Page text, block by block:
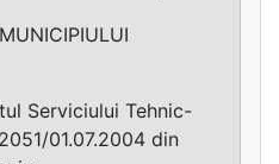
Serviciului Tehnic-
01.07.2004 din